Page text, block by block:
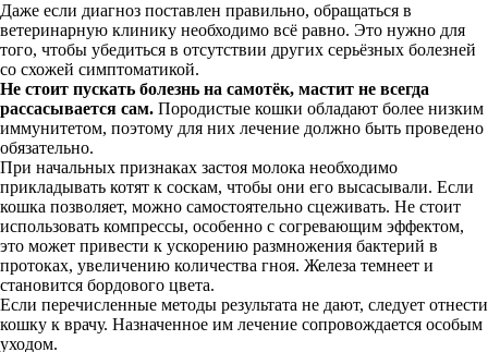
Даже если диагноз поставлен правильно, обращаться в
ветеринарную клинику необходимо всё равно. Это нужно для
того, чтобы убедиться в отсутствии других серьёзных болезней
со схожей симптоматикой.
Не стоит пускать болезнь на самотёк, мастит не всегда
рассасывается сам. Породистые кошки обладают более низким
иммунитетом, поэтому для них лечение должно быть проведено
обязательно.
При начальных признаках застоя молока необходимо
прикладывать котят к соскам, чтобы они его высасывали. Если
кошка позволяет, можно самостоятельно сцеживать. Не стоит
использовать компрессы, особенно с согревающим эффектом,
это может привести к ускорению размножения бактерий в
протоках, увеличению количества гноя. Железа темнеет и
становится бордового цвета.
Если перечисленные методы результата не дают, следует отнести
кошку к врачу. Назначенное им лечение сопровождается особым
уходом.